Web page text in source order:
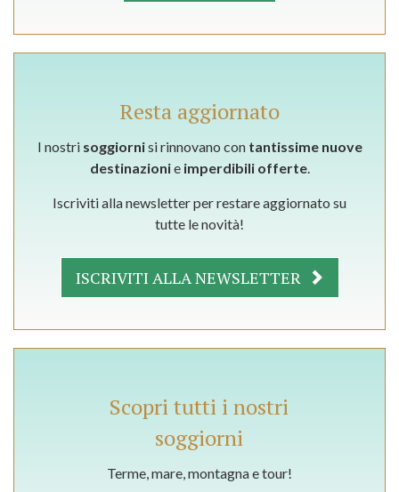
Resta aggiornato
I nostri soggiornisi rinnovano con tantissime nuove
destinazionie imperdibili offerte.
Iscriviti alla newsletter per restare aggiornato su
tutte le novità!
ISCRIVITI ALLA NEWSLETTER
Scopri tutti i nostri
soggiorni
Terme, mare, montagna e tour!